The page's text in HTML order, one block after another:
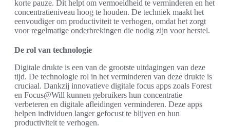
korte pauze. Dit helpt om vermoeidheid te verminderen en het
concentratieniveau hoog te houden. De techniek maakt het
eenvoudiger om productiviteit te verhogen, omdat het zorgt
voor regelmatige onderbrekingen die nodig zijn voor herstel.
De rol van technologie
Digitale drukte is een van de grootste uitdagingen van deze
tijd. De technologie rol in het verminderen van deze drukte is
cruciaal. Dankzij innovatieve digitale focus apps zoals Forest
en Focus@Will kunnen gebruikers hun concentratie
verbeteren en digitale afleidingen verminderen. Deze apps
helpen individuen langer gefocust te blijven en hun
productiviteit te verhogen.